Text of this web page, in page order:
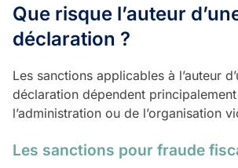
Que risque l’auteur
déclaration ?
Les sanctions applicables à l’auteur
déclaration dépendent
l’administration ou de l’organisation
Les sanctions pour fraude